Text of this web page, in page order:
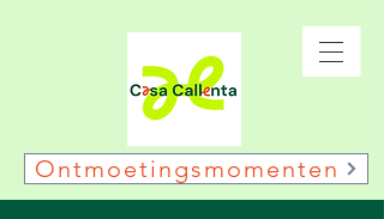
Ontmoetingsmomenten